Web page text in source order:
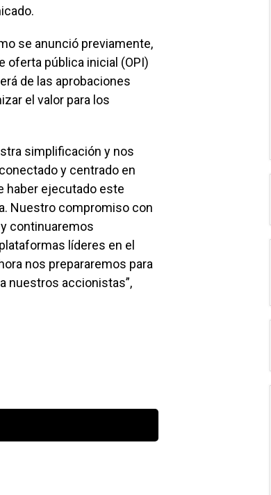
se anunció previamente,
oferta pública inicial (OPI)
de las aprobaciones
el valor para los
simplificación y nos
y centrado en
haber ejecutado este
Nuestro compromiso con
continuaremos
líderes en el
nos prepararemos para
nuestros accionistas”,